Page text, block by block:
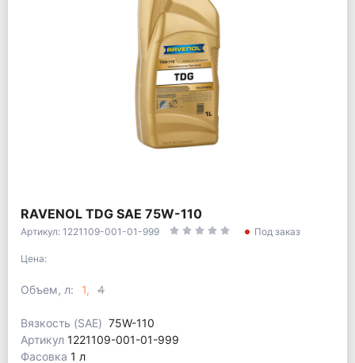
RAVENOL TDG SAE 75W-110
Артикул: 1221109-001-01-999 Под заказ
Цена:
Объем, л: 1 4
Вязкость (SAE) 75W-110
Артикул 1221109-001-01-999
Фасовка 1 л